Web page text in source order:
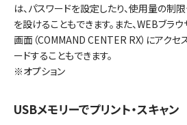
は、パスワードを設定したり、使用量の制
を設けることもできます。また、WEBブラ
画面（COMMAND CENTER RX）にアクセ
ードすることもできます。
※オプション
USBメモリーでプリント・スキャン